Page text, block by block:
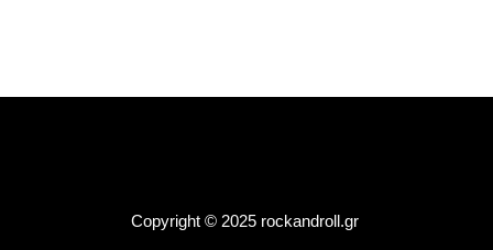
Copyright © 2025 rockandroll.gr